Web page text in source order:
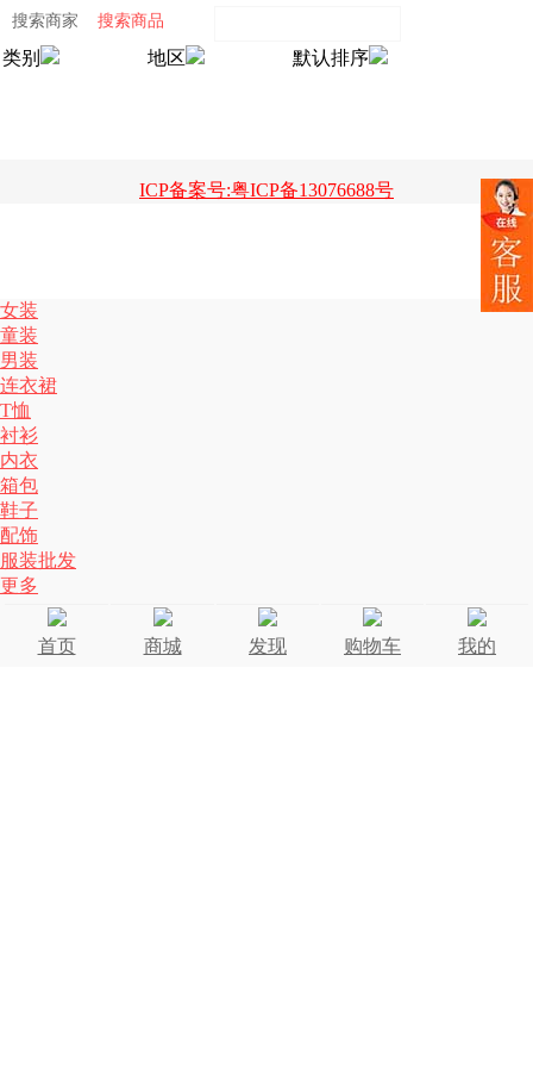
搜索商家 搜索商品
类别 地区 默认排序
ICP备案号:粤ICP备13076688号
女装
童装
男装
连衣裙
T恤
衬衫
内衣
箱包
鞋子
配饰
服装批发
更多
首页 商城 发现 购物车 我的